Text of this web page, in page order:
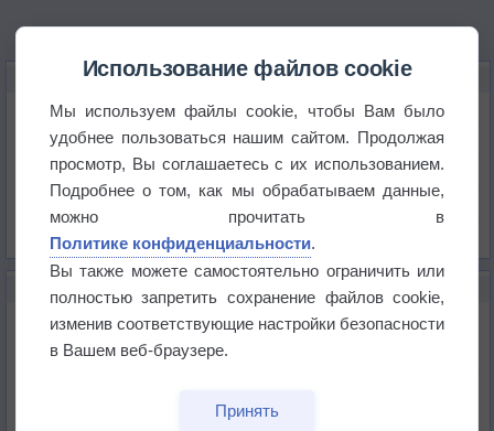
КАРТЫ ПОГОДЫ В ИМПЕРАТРИСЕ
Температура
Давление
Осадки
Список всех карт
Космическая погода и транспорт
Использование файлов cookie
Мы используем файлы cookie, чтобы Вам было
удобнее пользоваться нашим сайтом. Продолжая
просмотр, Вы соглашаетесь с их использованием.
Подробнее о том, как мы обрабатываем данные,
можно прочитать в
Политике конфиденциальности.
Вы также можете самостоятельно ограничить или
полностью запретить сохранение файлов cookie,
изменив соответствующие настройки безопасности
в Вашем веб-браузере.
Принять